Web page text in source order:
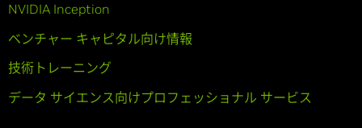
NVIDIA Inception
ベンチャー キャピタル向け情報
技術トレーニング
データ サイエンス向けプロフェッショナル サービス